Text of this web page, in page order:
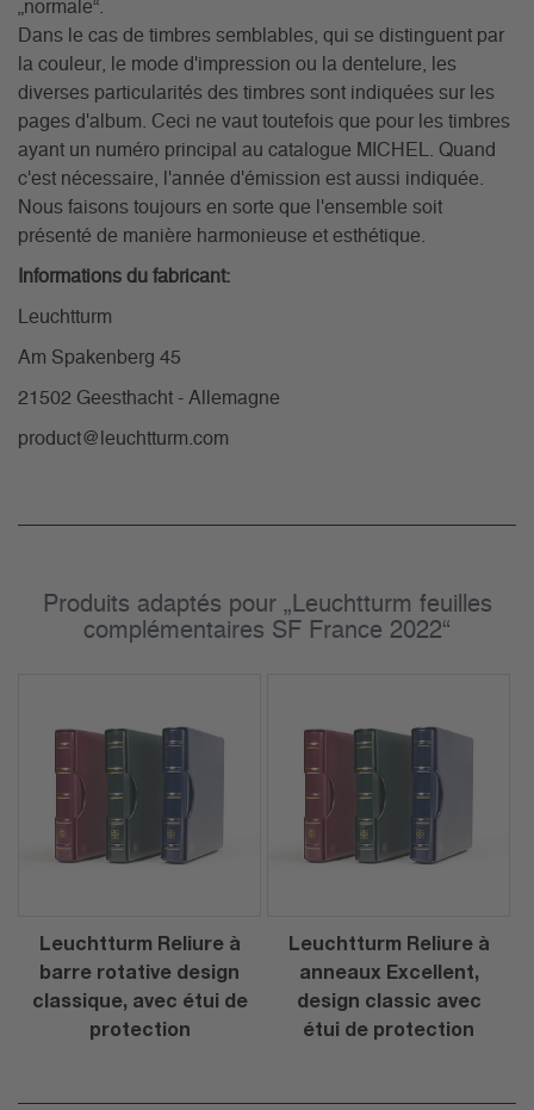
„normale“.
Dans le cas de timbres semblables, qui se distinguent par
la couleur, le mode d'impression ou la dentelure, les
diverses particularités des timbres sont indiquées sur les
pages d'album. Ceci ne vaut toutefois que pour les timbres
ayant un numéro principal au catalogue MICHEL. Quand
c'est nécessaire, l'année d'émission est aussi indiquée.
Nous faisons toujours en sorte que l'ensemble soit
présenté de manière harmonieuse et esthétique.
Informations du fabricant:
Leuchtturm
Am Spakenberg 45
21502 Geesthacht - Allemagne
product@leuchtturm.com
Produits adaptés pour „Leuchtturm feuilles
complémentaires SF France 2022“
Leuchtturm Reliure à
barre rotative design
classique, avec étui de
protection
Leuchtturm Reliure à
anneaux Excellent,
design classic avec
étui de protection